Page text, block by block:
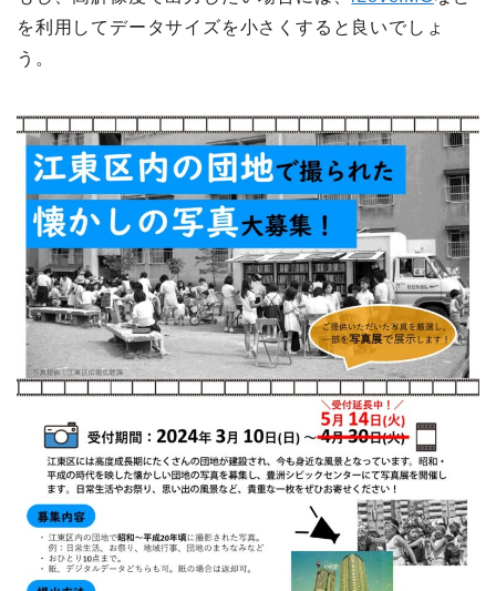
を利用してデータサイズを小さくすると良いでしょ
う。